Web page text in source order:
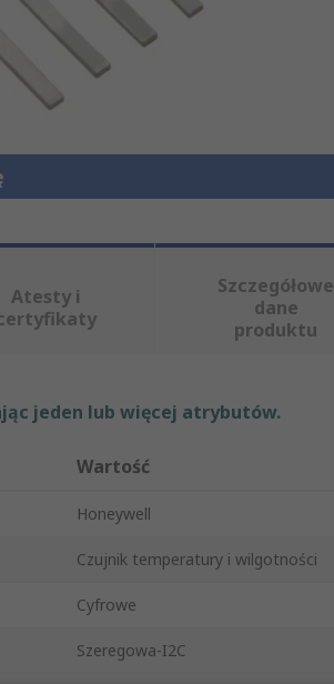
Atesty i
Szczegółowe
dane
produktu
jeden lub więcej atrybutów.
Wartość
Honeywell
Czujnik temperatury i wilgotności
Cyfrowe
Szeregowa-I2C